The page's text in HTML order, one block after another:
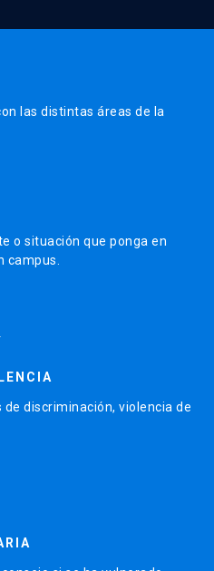
las distintas áreas de la
o situación que ponga en
campus.
discriminación, violencia de